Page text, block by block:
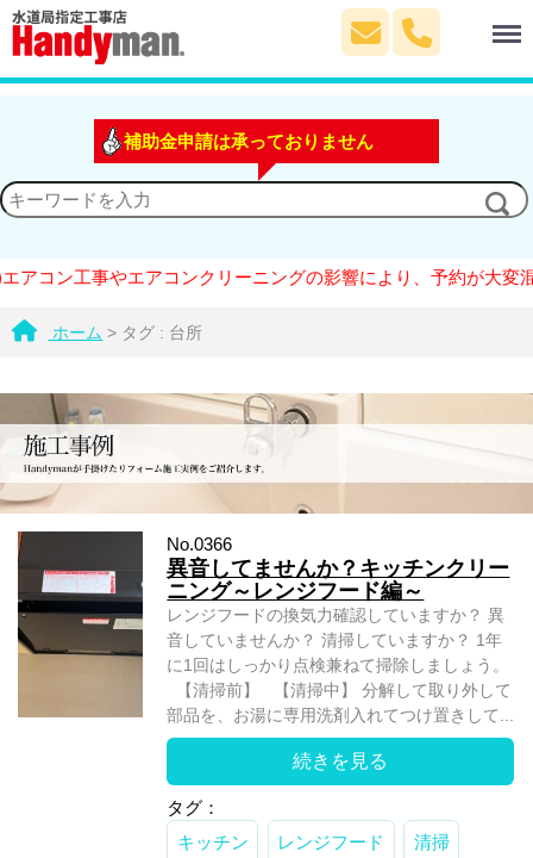
補助金申請は承っておりません
工事やエアコンクリーニングの影響により、予約が大変混雑して
ホーム > タグ : 台所
No.0366
異音してませんか？キッチンクリー
ニング～レンジフード編～
レンジフードの換気力確認していますか？ 異
音していませんか？ 清掃していますか？ 1年
に1回はしっかり点検兼ねて掃除しましょう。
【清掃前】 【清掃中】 分解して取り外して
部品を、お湯に専用洗剤入れてつけ置きして...
続きを見る
タグ：
キッチン
レンジフード 清掃